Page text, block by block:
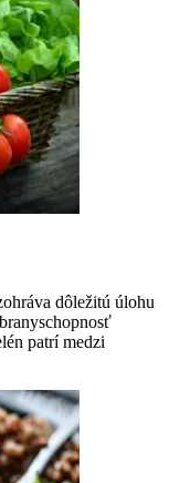
dôležitú úlohu
patrí medzi